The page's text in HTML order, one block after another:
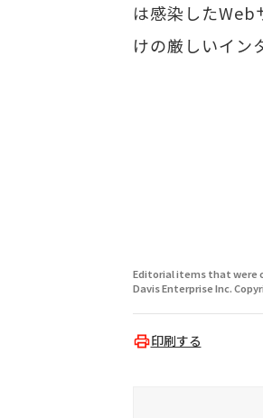
は感染したWeb
けの厳しいイン
Editorial items that were
Davis Enterprise Inc.
印刷する